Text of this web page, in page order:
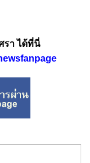
รา ได้ที่นี่